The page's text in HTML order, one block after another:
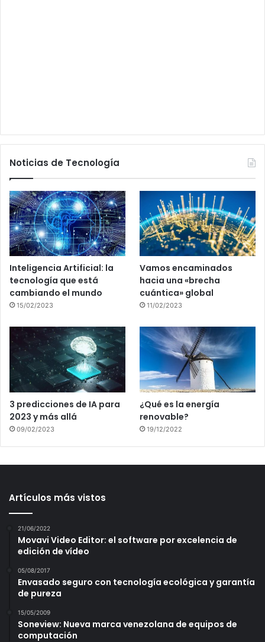
Noticias de Tecnología
Inteligencia Artificial: la
tecnología que está
cambiando el mundo
15/02/2023
Vamos encaminados
hacia una «brecha
cuántica» global
11/02/2023
3 predicciones de IA para
2023 y más allá
09/02/2023
¿Qué es la energía
renovable?
19/12/2022
Artículos más vistos
21/06/2022
Movavi Video Editor: el software por excelencia de
edición de vídeo
05/08/2017
Envasado seguro con tecnología ecológica y garantía
de pureza
15/05/2009
Soneview: Nueva marca venezolana de equipos de
computación